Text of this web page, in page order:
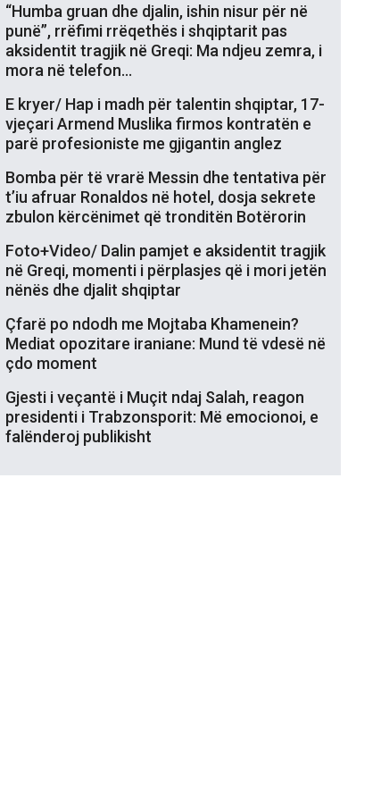
“Humba gruan dhe djalin, ishin nisur për në
punë”, rrëfimi rrëqethës i shqiptarit pas
aksidentit tragjik në Greqi: Ma ndjeu zemra, i
mora në telefon…
E kryer/ Hap i madh për talentin shqiptar, 17-
vjeçari Armend Muslika firmos kontratën e
parë profesioniste me gjigantin anglez
Bomba për të vrarë Messin dhe tentativa për
t’iu afruar Ronaldos në hotel, dosja sekrete
zbulon kërcënimet që tronditën Botërorin
Foto+Video/ Dalin pamjet e aksidentit tragjik
në Greqi, momenti i përplasjes që i mori jetën
nënës dhe djalit shqiptar
Çfarë po ndodh me Mojtaba Khamenein?
Mediat opozitare iraniane: Mund të vdesë në
çdo moment
Gjesti i veçantë i Muçit ndaj Salah, reagon
presidenti i Trabzonsporit: Më emocionoi, e
falënderoj publikisht